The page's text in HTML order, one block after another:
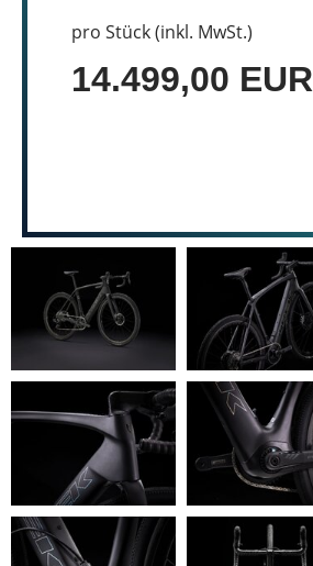
pro Stück (inkl. MwSt.)
14.499,00 EUR